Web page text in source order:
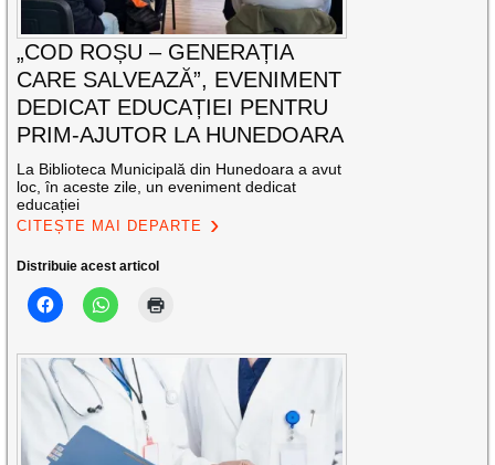
„COD ROȘU – GENERAȚIA
CARE SALVEAZĂ”, EVENIMENT
DEDICAT EDUCAȚIEI PENTRU
PRIM-AJUTOR LA HUNEDOARA
La Biblioteca Municipală din Hunedoara a avut
loc, în aceste zile, un eveniment dedicat
educației
CITEȘTE MAI DEPARTE
Distribuie acest articol